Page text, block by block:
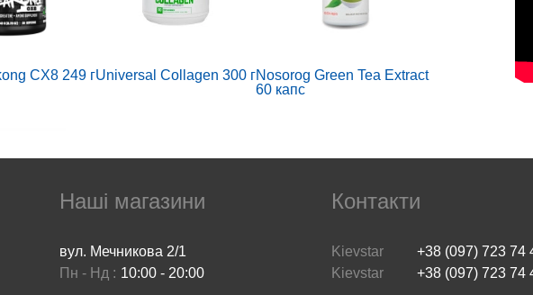
CX8 249 гUniversal Collagen 300 гNosorog Green Tea Extract
60 капс
Ultra Men's Sport (90
Наші магазини
вул. Мечникова 2/1
Пн - Нд : 10:00 - 20:00
Контакти
Kievstar
+38 (097) 723 74
Kievstar
+38 (097) 723 74